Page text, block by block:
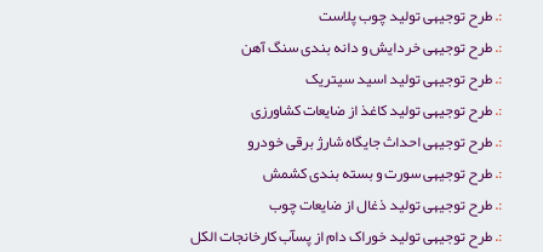
طرح توجیهی تولید چوب پلاست
طرح توجیهی خردایش و دانه بندی سنگ آهن
طرح توجیهی تولید اسید سیتریک
طرح توجیهی تولید کاغذ از ضایعات کشاورزی
طرح توجیهی احداث جایگاه شارژ برقی خودرو
طرح توجیهی سورت و بسته بندی کشمش
طرح توجیهی تولید ذغال از ضایعات چوب
طرح توجیهی تولید خوراک دام از پسآب کارخانجات الکل